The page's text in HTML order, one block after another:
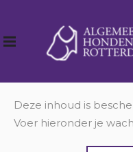
Deze inhoud is
Voer hieronder je